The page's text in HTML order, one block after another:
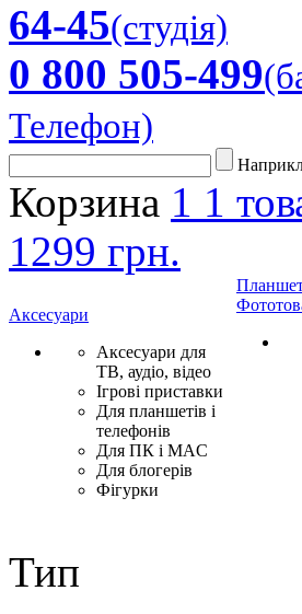
64-45(студія)
0 800 505-499
Телефон)
Корзина 1 1
1299 грн.
Аксесуари
Аксесуари для
ТВ, аудіо, відео
Ігрові приставки
Для планшетів і
телефонів
Для ПК і MAC
Для блогерів
Фігурки
Тип